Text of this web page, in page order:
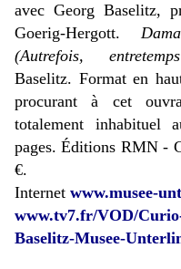
avec Georg Baselitz,
Goerig-Hergott.
(Autrefois,
Baselitz. Format en
procurant à cet
totalement inhabituel
pages. Éditions RMN -
€.
Internet www.musee-
www.tv7.fr/VOD/
Baselitz-Musee-